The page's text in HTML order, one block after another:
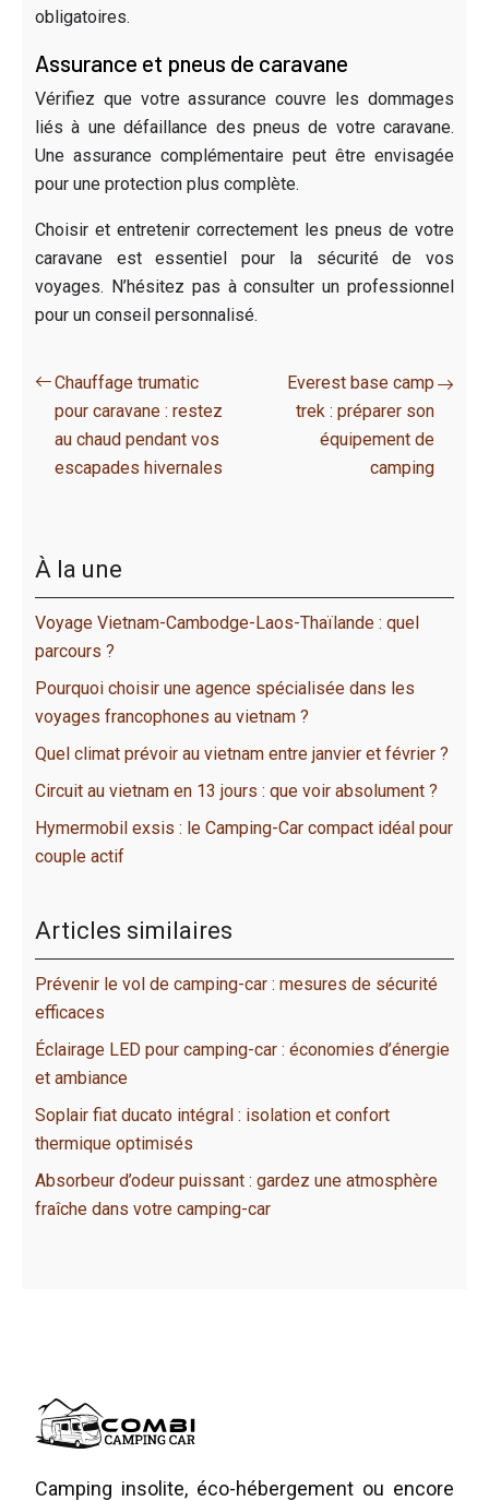
obligatoires.
Assurance et pneus de caravane
Vérifiez que votre assurance couvre les dommages
liés à une défaillance des pneus de votre caravane.
Une assurance complémentaire peut être envisagée
pour une protection plus complète.
Choisir et entretenir correctement les pneus de votre
caravane est essentiel pour la sécurité de vos
voyages. N’hésitez pas à consulter un professionnel
pour un conseil personnalisé.
Chauffage trumatic
pour caravane : restez
au chaud pendant vos
escapades hivernales
Everest base camp
trek : préparer son
équipement de
camping
À la une
Voyage Vietnam-Cambodge-Laos-Thaïlande : quel
parcours ?
Pourquoi choisir une agence spécialisée dans les
voyages francophones au vietnam ?
Quel climat prévoir au vietnam entre janvier et février ?
Circuit au vietnam en 13 jours : que voir absolument ?
Hymermobil exsis : le Camping-Car compact idéal pour
couple actif
Articles similaires
Prévenir le vol de camping-car : mesures de sécurité
efficaces
Éclairage LED pour camping-car : économies d’énergie
et ambiance
Soplair fiat ducato intégral : isolation et confort
thermique optimisés
Absorbeur d’odeur puissant : gardez une atmosphère
fraîche dans votre camping-car
Camping insolite, éco-hébergement ou encore